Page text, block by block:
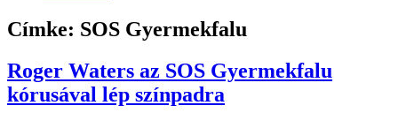
Címke: SOS Gyermekfalu
Roger Waters az SOS Gyermekfalu
kórusával lép színpadra